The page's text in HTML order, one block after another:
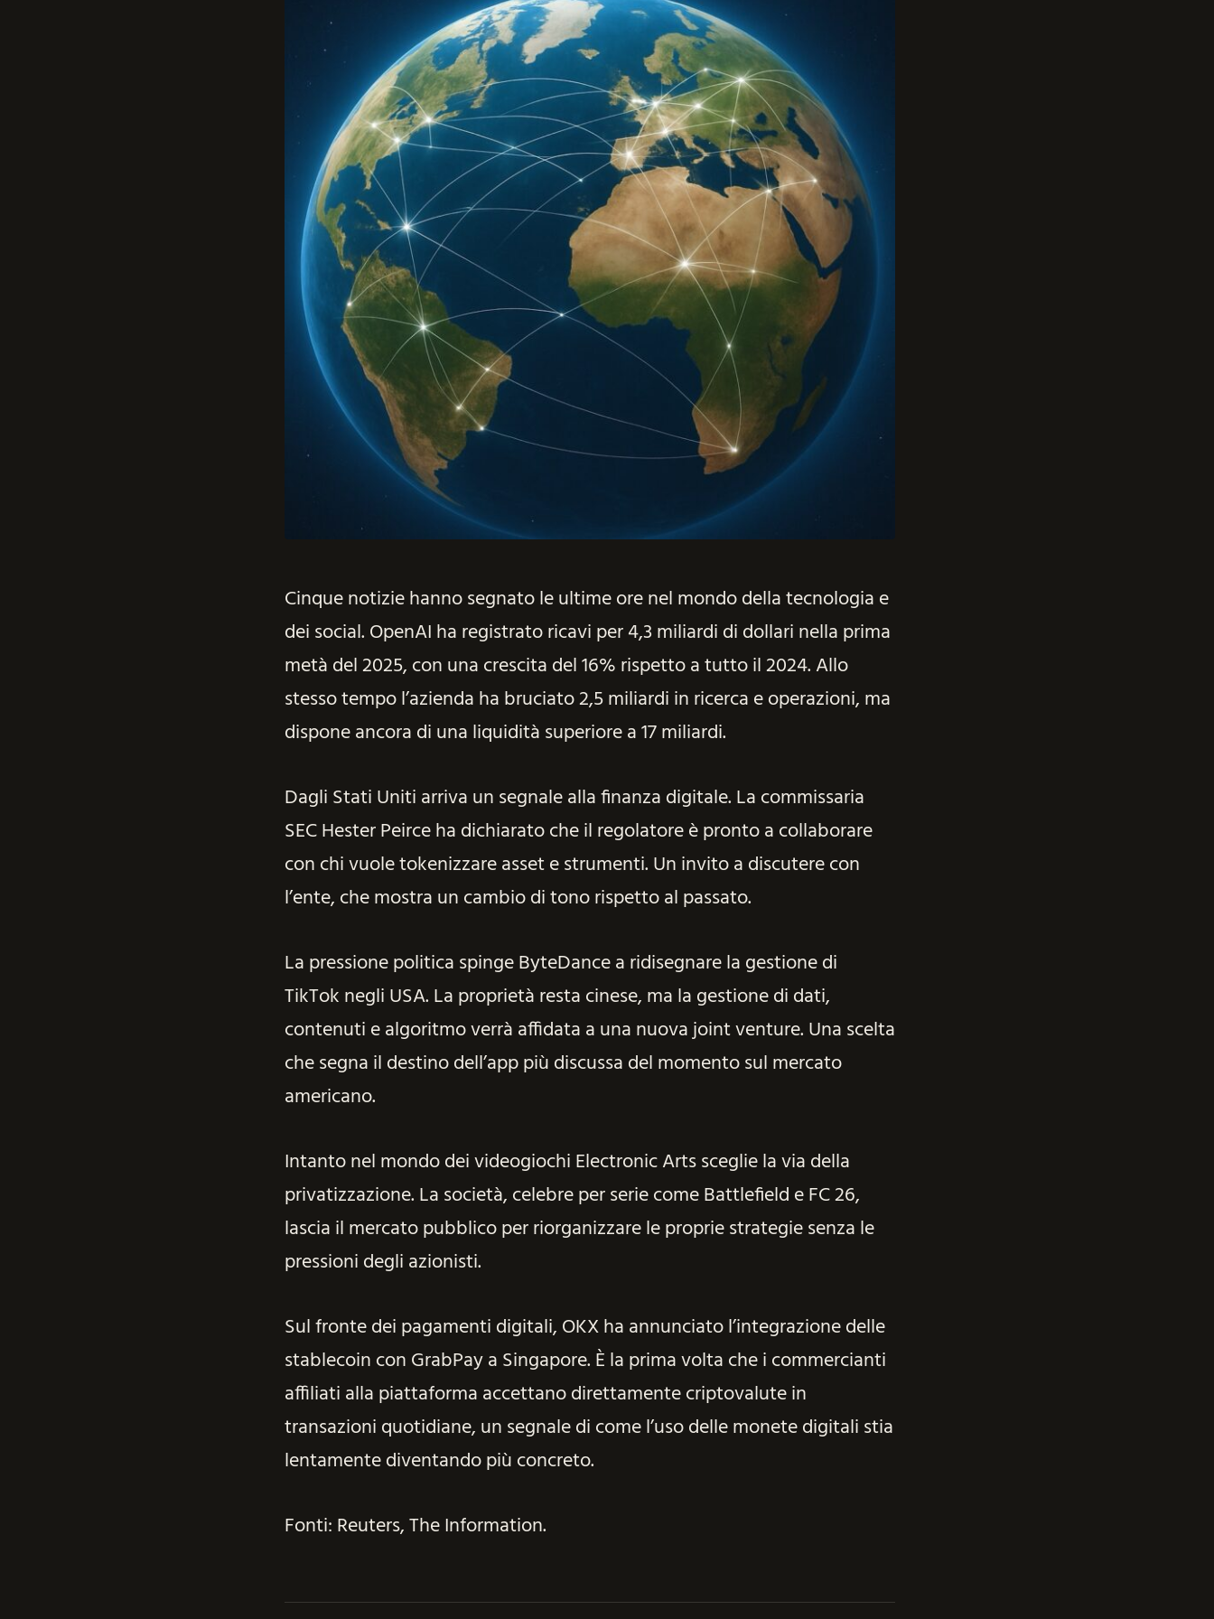
Cinque notizie hanno segnato le ultime ore nel mondo della tecnologia e
dei social. OpenAI ha registrato ricavi per 4,3 miliardi di dollari nella prima
metà del 2025, con una crescita del 16% rispetto a tutto il 2024. Allo
stesso tempo l’azienda ha bruciato 2,5 miliardi in ricerca e operazioni, ma
dispone ancora di una liquidità superiore a 17 miliardi.
Dagli Stati Uniti arriva un segnale alla finanza digitale. La commissaria
SEC Hester Peirce ha dichiarato che il regolatore è pronto a collaborare
con chi vuole tokenizzare asset e strumenti. Un invito a discutere con
l’ente, che mostra un cambio di tono rispetto al passato.
La pressione politica spinge ByteDance a ridisegnare la gestione di
TikTok negli USA. La proprietà resta cinese, ma la gestione di dati,
contenuti e algoritmo verrà affidata a una nuova joint venture. Una scelta
che segna il destino dell’app più discussa del momento sul mercato
americano.
Intanto nel mondo dei videogiochi Electronic Arts sceglie la via della
privatizzazione. La società, celebre per serie come Battlefield e FC 26,
lascia il mercato pubblico per riorganizzare le proprie strategie senza le
pressioni degli azionisti.
Sul fronte dei pagamenti digitali, OKX ha annunciato l’integrazione delle
stablecoin con GrabPay a Singapore. È la prima volta che i commercianti
affiliati alla piattaforma accettano direttamente criptovalute in
transazioni quotidiane, un segnale di come l’uso delle monete digitali stia
lentamente diventando più concreto.
Fonti: Reuters, The Information.